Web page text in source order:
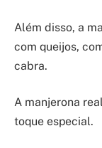
Além disso, a
com queijos,
cabra.
A manjerona
toque especial.